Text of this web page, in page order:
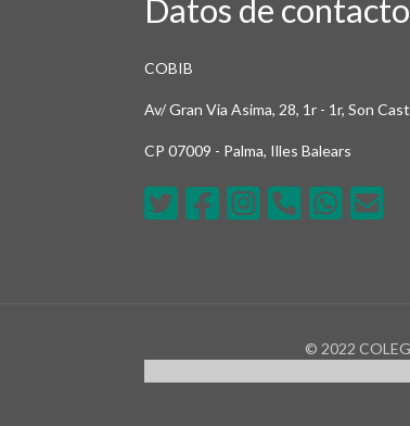
Datos de contacto
COBIB
Av/ Gran Via Asima, 28, 1r - 1r, Son
CP 07009 - Palma, Illes Balears
© 2022